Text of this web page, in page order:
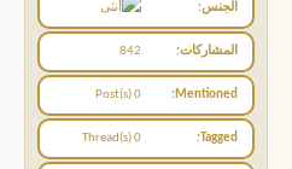
الجنس
المشاركات 842
Mentioned
0 Post(s)
Tagged
0 Thread(s)